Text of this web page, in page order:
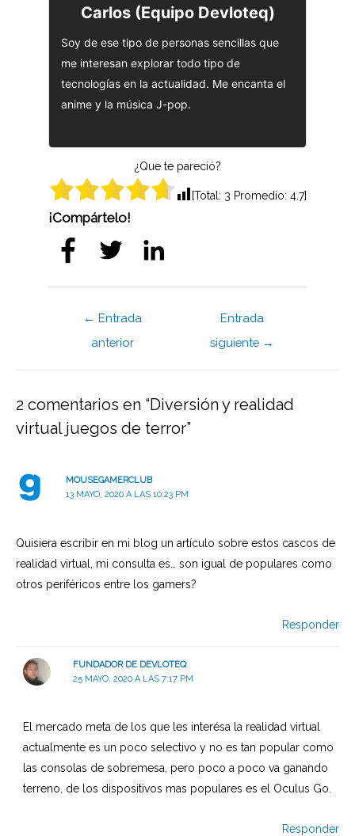
Carlos (Equipo Devloteq)
Soy de ese tipo de personas sencillas que
me interesan explorar todo tipo de
tecnologías en la actualidad. Me encanta el
anime y la música J-pop.
¿Que te pareció?
[Total: 3 Promedio: 4.7]
¡Compártelo!
Navegación
← Entrada
anterior
Entrada
siguiente →
2 comentarios en “Diversión y realidad
virtual juegos de terror”
MOUSEGAMERCLUB
13 MAYO, 2020 A LAS 10:23 PM
Quisiera escribir en mi blog un artículo sobre estos cascos de
realidad virtual, mi consulta es… son igual de populares como
otros periféricos entre los gamers?
Responder
FUNDADOR DE DEVLOTEQ
25 MAYO, 2020 A LAS 7:17 PM
El mercado meta de los que les interésa la realidad virtual
actualmente es un poco selectivo y no es tan popular como
las consolas de sobremesa, pero poco a poco va ganando
terreno, de los dispositivos mas populares es el Oculus Go.
Responder